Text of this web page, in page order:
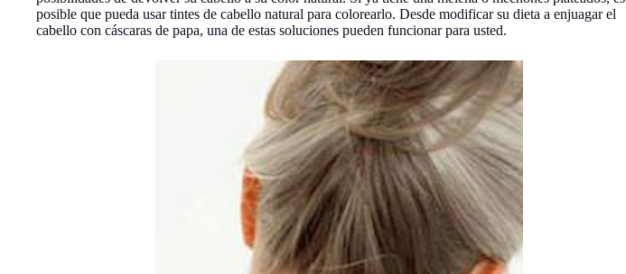
posible que pueda usar tintes de cabello natural para colorearlo. Desde modificar su dieta a enjuagar el
cabello con cáscaras de papa, una de estas soluciones pueden funcionar para usted.